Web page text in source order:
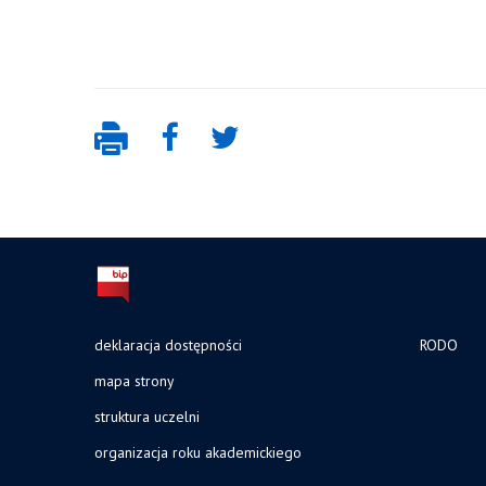
deklaracja dostępności
mapa strony
struktura uczelni
organizacja roku akademickiego
RODO